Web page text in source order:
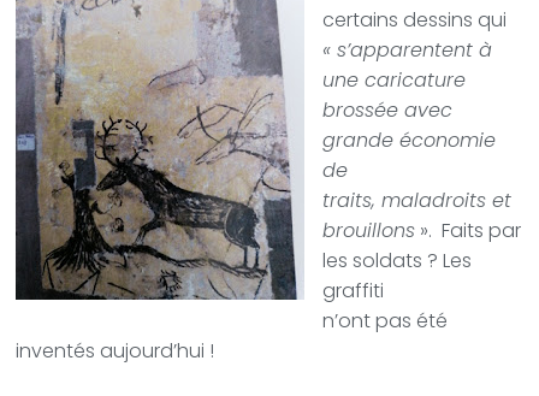
certains dessins qui
« s’apparentent à
une caricature
brossée avec
grande économie
de
traits, maladroits et
brouillons ». Faits par
les soldats ? Les
graffiti
n’ont pas été
inventés aujourd’hui !